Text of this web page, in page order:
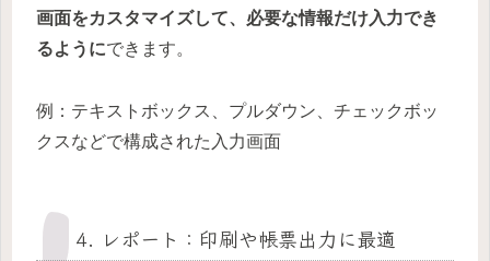
画面をカスタマイズして、必要な情報だけ入力でき
るようにできます。
例：テキストボックス、プルダウン、チェックボッ
クスなどで構成された入力画面
4. レポート：印刷や帳票出力に最適